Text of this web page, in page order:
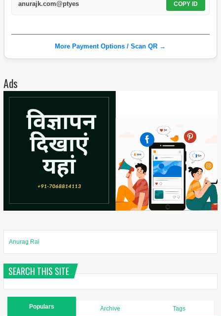
anurajk.com@ptyes COPY ID
More Payment Options / Scan QR →
Ads
Anurag Rai
SEARCH THIS SITE
Populars Archive Tags